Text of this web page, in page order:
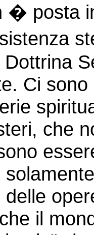
� posta
Ci
che
il